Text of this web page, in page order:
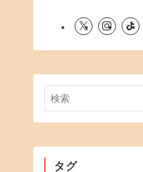
タグ